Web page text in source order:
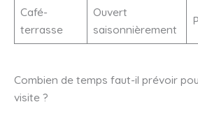
Café-
terrasse
Ouvert
saisonnièrement
Combien de temps faut-il prévoir
visite ?